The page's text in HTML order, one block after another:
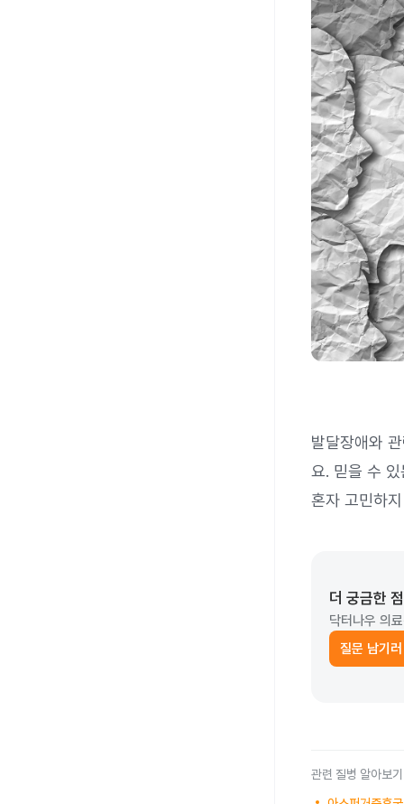
발달장애와
요. 믿을 수
혼자 고민하
더 궁금한
닥터나우 의
질문 남기
관련 질병 알아보기